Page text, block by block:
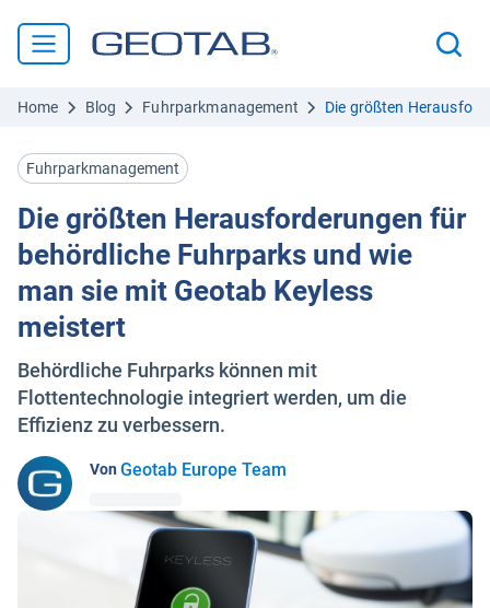
Home Blog Fuhrparkmanagement Die größten
Fuhrparkmanagement
Die größten Herausforderungen für
behördliche Fuhrparks und wie
man sie mit Geotab Keyless
meistert
Behördliche Fuhrparks können mit
Flottentechnologie integriert werden, um die
Effizienz zu verbessern.
VonGeotab Europe Team